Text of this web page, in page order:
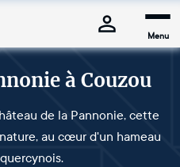
Menu
à Couzou
de la Pannonie, cette
au cœur d'un hameau